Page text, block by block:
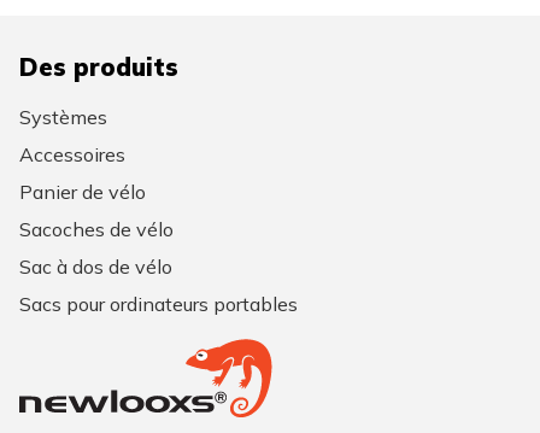
Des produits
Systèmes
Accessoires
Panier de vélo
Sacoches de vélo
Sac à dos de vélo
Sacs pour ordinateurs portables